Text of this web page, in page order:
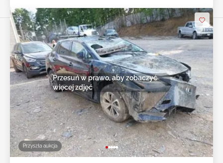
Przyszła aukcja
Przesuń w prawo, aby zobaczyć
więcej zdjęć